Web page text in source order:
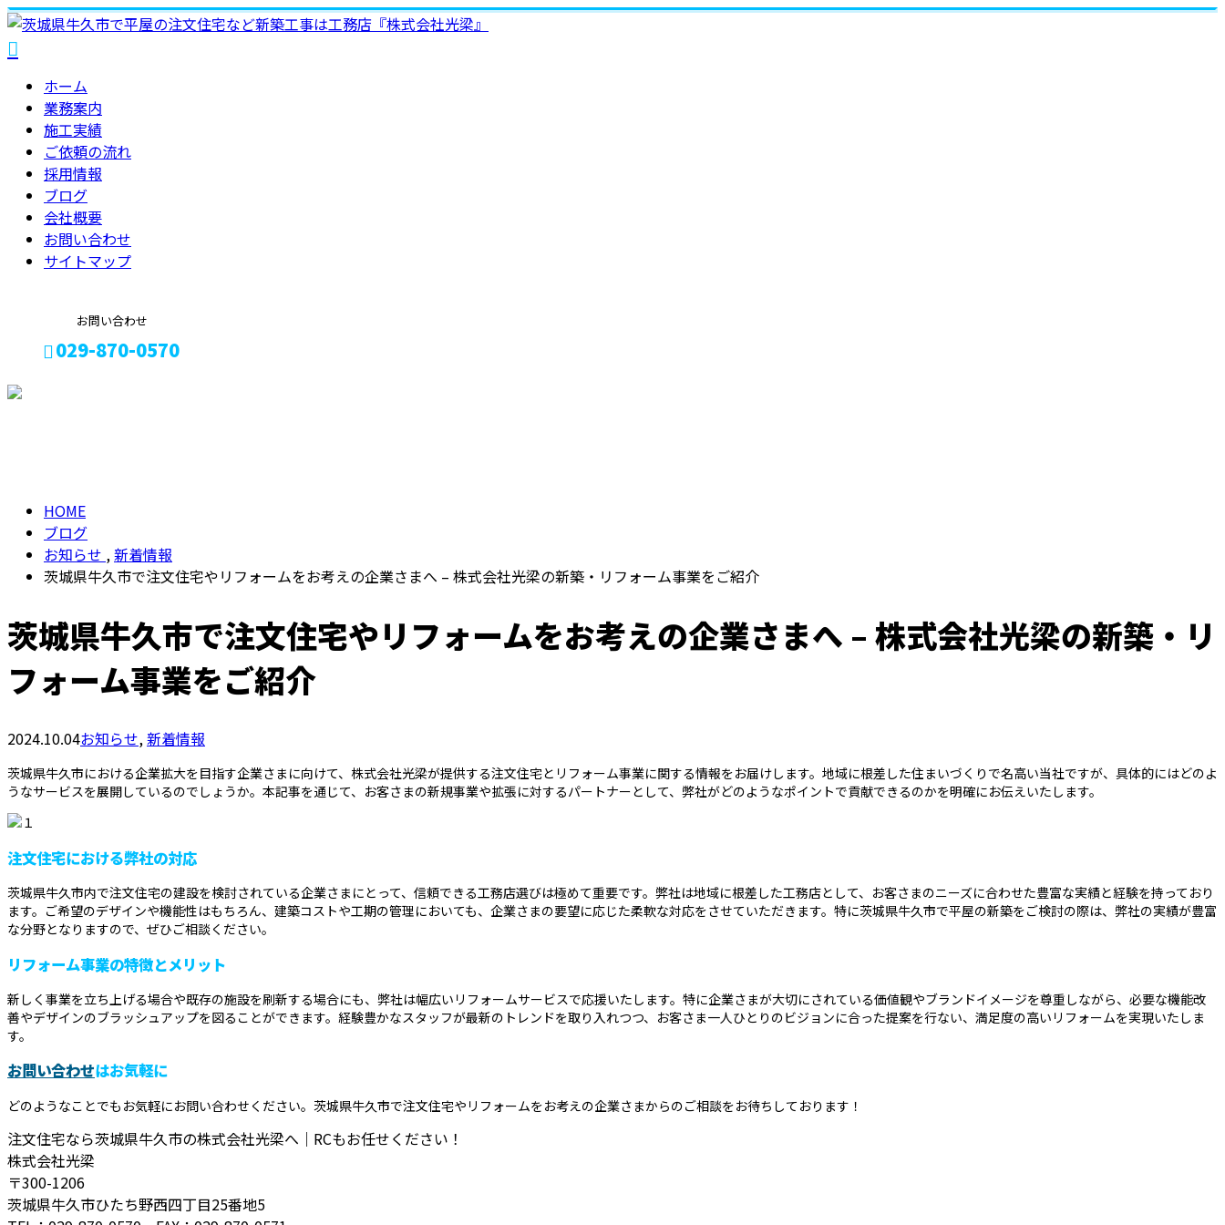
ホーム
業務案内
施工実績
ご依頼の流れ
採用情報
ブログ
会社概要
お問い合わせ
サイトマップ
お問い合わせ
029-870-0570
HOME
ブログ
お知らせ ,新着情報
茨城県牛久市で注文住宅やリフォームをお考えの企業さまへ – 株式会社光梁の新築・リフォーム事業をご紹介
茨城県牛久市で注文住宅やリフォームをお考えの企業さまへ – 株式会社光梁の新築・リ
フォーム事業をご紹介
2024.10.04お知らせ,新着情報
茨城県牛久市における企業拡大を目指す企業さまに向けて、株式会社光梁が提供する注文住宅とリフォーム事業に関する情報をお届けします。地域に根差した住まいづくりで名高い当社ですが、具体的にはどのよ
うなサービスを展開しているのでしょうか。本記事を通じて、お客さまの新規事業や拡張に対するパートナーとして、弊社がどのようなポイントで貢献できるのかを明確にお伝えいたします。
注文住宅における弊社の対応
茨城県牛久市内で注文住宅の建設を検討されている企業さまにとって、信頼できる工務店選びは極めて重要です。弊社は地域に根差した工務店として、お客さまのニーズに合わせた豊富な実績と経験を持っており
ます。ご希望のデザインや機能性はもちろん、建築コストや工期の管理においても、企業さまの要望に応じた柔軟な対応をさせていただきます。特に茨城県牛久市で平屋の新築をご検討の際は、弊社の実績が豊富
な分野となりますので、ぜひご相談ください。
リフォーム事業の特徴とメリット
新しく事業を立ち上げる場合や既存の施設を刷新する場合にも、弊社は幅広いリフォームサービスで応援いたします。特に企業さまが大切にされている価値観やブランドイメージを尊重しながら、必要な機能改
善やデザインのブラッシュアップを図ることができます。経験豊かなスタッフが最新のトレンドを取り入れつつ、お客さま一人ひとりのビジョンに合った提案を行ない、満足度の高いリフォームを実現いたしま
す。
お問い合わせはお気軽に
どのようなことでもお気軽にお問い合わせください。茨城県牛久市で注文住宅やリフォームをお考えの企業さまからのご相談をお待ちしております！
注文住宅なら茨城県牛久市の株式会社光梁へ｜RCもお任せください！
株式会社光梁
〒300-1206
茨城県牛久市ひたち野西四丁目25番地5